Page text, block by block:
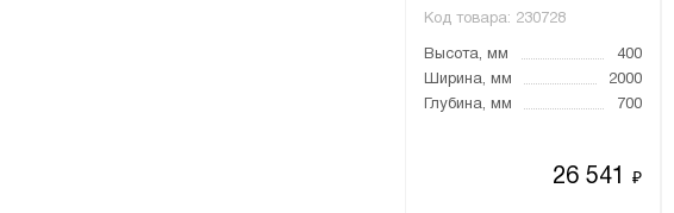
Код товара: 230728
Высота, мм
400
Ширина, мм
2000
Глубина, мм
700
26 541 ₽